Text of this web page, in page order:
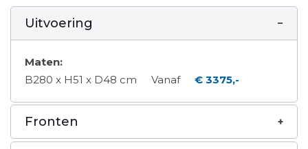
Uitvoering
Maten:
B280 x H51 x D48 cm
Vanaf € 3375,-
Fronten